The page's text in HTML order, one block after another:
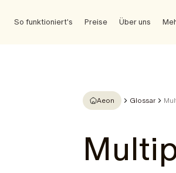
So funktioniert's Preise Über uns
Aeon Glossar